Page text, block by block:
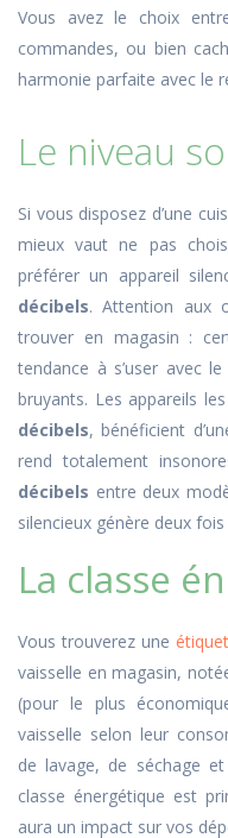
Vous avez le choix
commandes, ou bien
harmonie parfaite avec le
Le niveau
Si vous disposez d’une
mieux vaut ne pas
préférer un appareil
décibels. Attention aux
trouver en magasin :
tendance à s’user avec
bruyants. Les appareils
décibels, bénéficient
rend totalement
décibels entre deux
silencieux génère deux
La classe
Vous trouverez une
vaisselle en magasin,
(pour le plus
vaisselle selon leur
de lavage, de séchage
classe énergétique est
aura un impact sur vos